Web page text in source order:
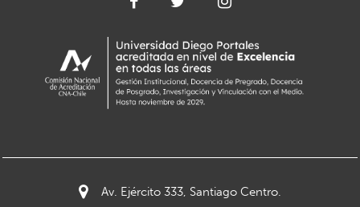
Av. Ejército 333, Santiago Centro.